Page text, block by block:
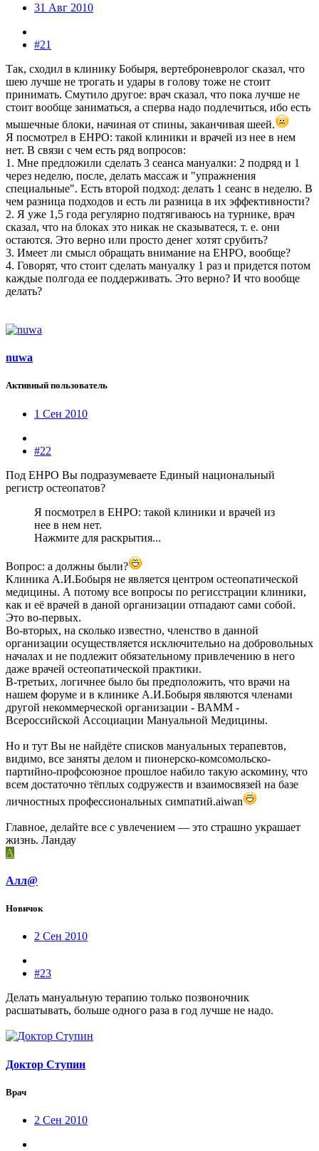
31 Авг 2010
#21
Так, сходил в клинику Бобыря, вертеброневролог сказал, что
шею лучше не трогать и удары в голову тоже не стоит
принимать. Смутило другое: врач сказал, что пока лучше не
стоит вообще заниматься, а сперва надо подлечиться, ибо есть
мышечные блоки, начиная от спины, заканчивая шеей.
Я посмотрел в ЕНРО: такой клиники и врачей из нее в нем
нет. В связи с чем есть ряд вопросов:
1. Мне предложили сделать 3 сеанса мануалки: 2 подряд и 1
через неделю, после, делать массаж и "упражнения
специальные". Есть второй подход: делать 1 сеанс в неделю. В
чем разница подходов и есть ли разница в их эффективности?
2. Я уже 1,5 года регулярно подтягиваюсь на турнике, врач
сказал, что на блоках это никак не сказыватеся, т. е. они
остаются. Это верно или просто денег хотят срубить?
3. Имеет ли смысл обращать внимание на ЕНРО, вообще?
4. Говорят, что стоит сделать мануалку 1 раз и придется потом
каждые полгода ее поддерживать. Это верно? И что вообще
делать?
nuwa
Активный пользователь
1 Сен 2010
#22
Под ЕНРО Вы подразумеваете Единый национальный
регистр остеопатов?
Я посмотрел в ЕНРО: такой клиники и врачей из
нее в нем нет.
Нажмите для раскрытия...
Вопрос: а должны были?
Клиника А.И.Бобыря не является центром остеопатической
медицины. А потому все вопросы по регисстрации клиники,
как и её врачей в даной организации отпадают сами собой.
Это во-первых.
Во-вторых, на сколько известно, членство в данной
организации осуществляется исключительно на добровольных
началах и не подлежит обязательному привлечению в него
даже врачей остеопатической практики.
В-третьих, логичнее было бы предположить, что врачи на
нашем форуме и в клинике А.И.Бобыря являются членами
другой некоммерческой организации - ВАММ -
Всероссийской Ассоциации Мануальной Медицины.
Но и тут Вы не найдёте списков мануальных терапевтов,
видимо, все заняты делом и пионерско-комсомольско-
партийно-профсоюзное прошлое набило такую аскомину, что
всем достаточно тёплых содружеств и взаимосвязей на базе
личностных профессиональных симпатий.aiwan
Главное, делайте все с увлечением — это страшно украшает
жизнь. Ландау
А
Алл@
Новичок
2 Сен 2010
#23
Делать мануальную терапию только позвоночник
расшатывать, больше одного раза в год лучше не надо.
Доктор Ступин
Врач
2 Сен 2010